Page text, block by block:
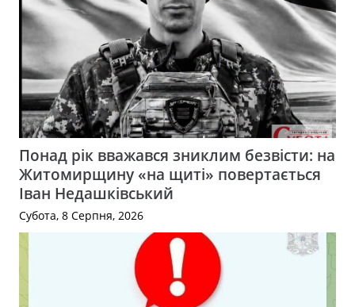
Понад рік вважався зниклим безвісти: на
Житомирщину «на щиті» повертається
Іван Недашківський
Субота, 8 Серпня, 2026